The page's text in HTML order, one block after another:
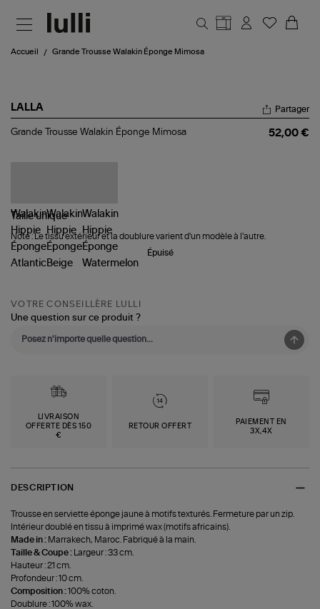
Accueil Grande Trousse Walakin Éponge Mimosa
LALLA
Grande
Partager
Grande Trousse Walakin Éponge Mimosa 52,00 €
Tailleunique
Note : Le tissu extérieur et la doublure varient d'un modèle à l'autre.
Épuisé
VOTRE CONSEILLÈRE LULLI
Une question sur ce produit ?
LIVRAISON
OFFERTE DÈS 150
€
RETOUR OFFERT
PAIEMENT EN
3X,4X
DESCRIPTION
Trousse en serviette éponge jaune à motifs texturés. Fermeture par un zip.
Intérieur doublé en tissu à imprimé wax (motifs africains).
Made in : Marrakech, Maroc. Fabriqué à la main.
Taille & Coupe :
Largeur : 33 cm.
Hauteur : 21 cm.
Profondeur : 10 cm.
Composition :100% coton.
Doublure : 100% wax.